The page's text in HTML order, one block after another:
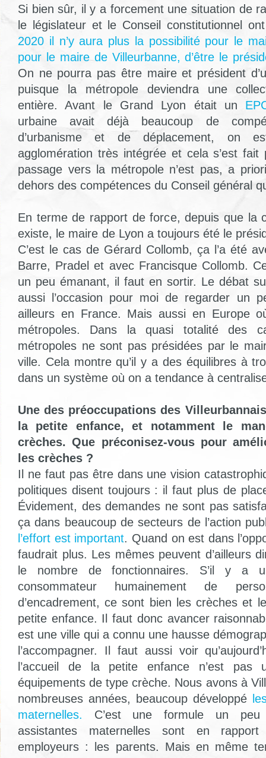
Si bien sûr, il y a forcement une situation de
le législateur et le Conseil constitutionnel
2020 il n’y aura plus la possibilité pour le
pour le maire de Villeurbanne, d’être le
On ne pourra pas être maire et président
puisque la métropole deviendra une
entière. Avant le Grand Lyon était un
urbaine avait déjà beaucoup de
d’urbanisme et de déplacement, on
agglomération très intégrée et cela s’est fait
passage vers la métropole n’est pas, a
dehors des compétences du Conseil général
En terme de rapport de force, depuis que la
existe, le maire de Lyon a toujours été le
C’est le cas de Gérard Collomb, ça l’a été
Barre, Pradel et avec Francisque Collomb.
un peu émanant, il faut en sortir. Le débat
aussi l’occasion pour moi de regarder un
ailleurs en France. Mais aussi en Europe
métropoles. Dans la quasi totalité des
métropoles ne sont pas présidées par le
ville. Cela montre qu’il y a des équilibres à
dans un système où on a tendance à
Une des préoccupations des
la petite enfance, et notamment le
crèches. Que préconisez-vous pour
les crèches ?
Il ne faut pas être dans une vision
politiques disent toujours : il faut plus de
Évidement, des demandes ne sont pas
ça dans beaucoup de secteurs de l’action
l’effort est important. Quand on est dans
faudrait plus. Les mêmes peuvent d’ailleurs
le nombre de fonctionnaires. S’il y a
consommateur humainement de
d’encadrement, ce sont bien les crèches et
petite enfance. Il faut donc avancer
est une ville qui a connu une hausse
l’accompagner. Il faut aussi voir
l’accueil de la petite enfance n’est pas
équipements de type crèche. Nous avons à
nombreuses années, beaucoup développé
maternelles. C’est une formule un peu
assistantes maternelles sont en
employeurs : les parents. Mais en même